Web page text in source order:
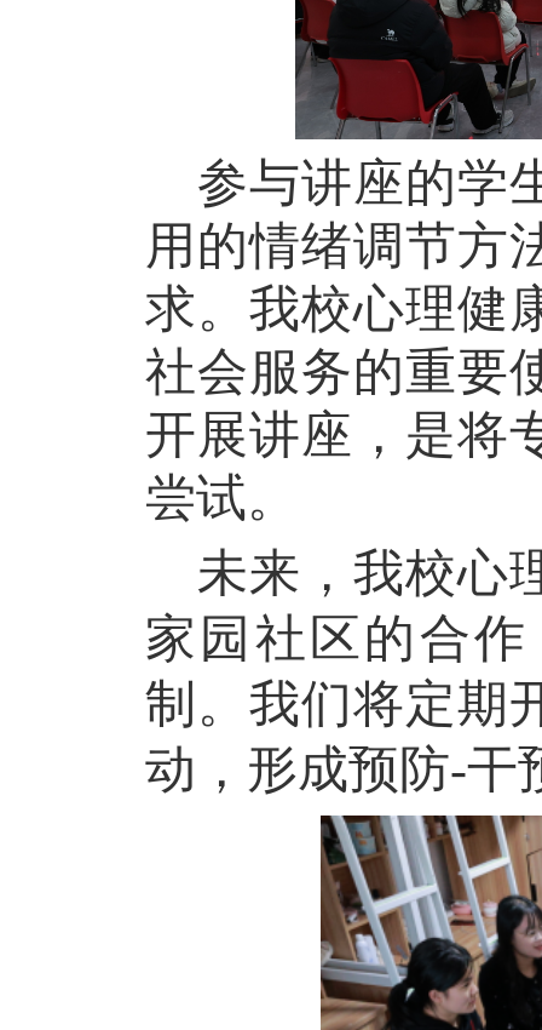
参与讲座的学
用的情绪调节方
求。我校心理健
社会服务的重要
开展讲座，是将
尝试。
未来，我校心
家园社区的合
制。我们将定期
动，形成预防-干